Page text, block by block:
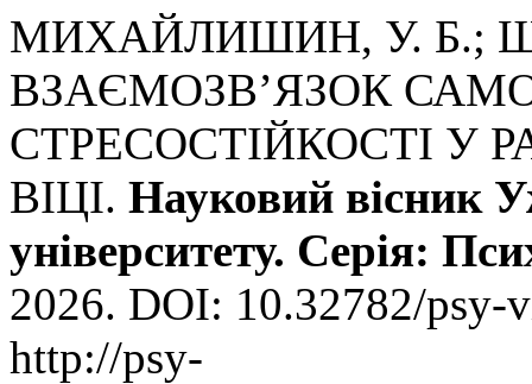
МИХАЙЛИШИН, У. Б.;
ВЗАЄМОЗВ’ЯЗОК
СТРЕСОСТІЙКОСТІ
ВІЦІ. Науковий вісник
університету. Серія:
2026. DOI: 10.32782/psy-
http://psy-